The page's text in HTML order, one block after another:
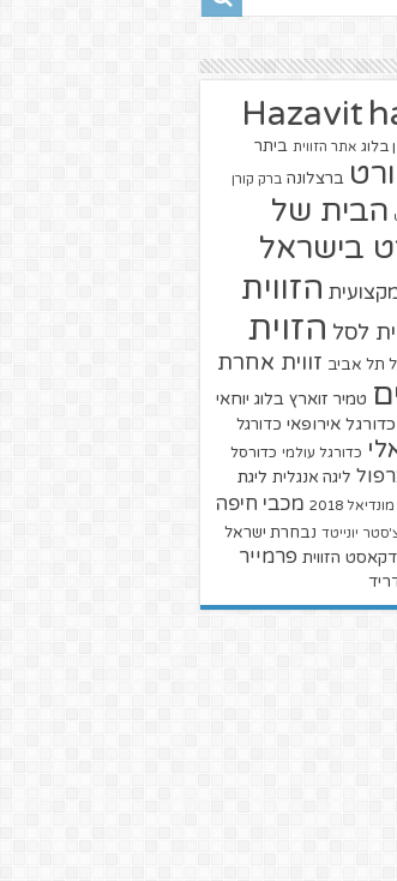
Hazavit
בלוג אתר הזווית ביתר
ברצלונה ברק קורן
הבית של
בישראל
הזווית
לסל הזוית
תל אביב זווית אחרת
טמיר זוארץ בלוג יוחאי
כדורגל אירופאי כדורגל
כדורגל עולמי כדורסל
ליגה אנגלית ליגת
מונדיאל 2018 מכבי חיפה
יונייטד נבחרת ישראל
הזווית פרמייר